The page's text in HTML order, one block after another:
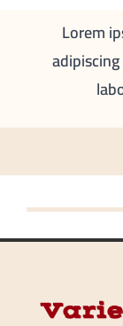
Lorem